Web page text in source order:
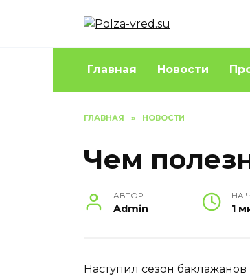
Главная Новости
ГЛАВНАЯ » НОВОСТИ
Чем
АВТОР
Admin
НА
1
Наступил сезон